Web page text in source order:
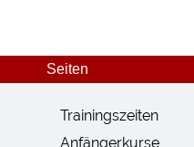
Seiten
Trainingszeiten
Anfängerkurse